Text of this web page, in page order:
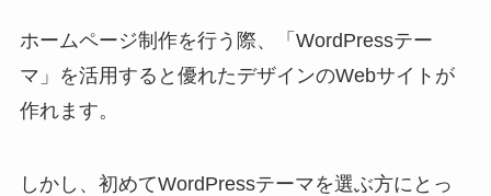
ホームページ制作を行う際、「WordPressテー
マ」を活用すると優れたデザインのWebサイトが
作れます。
しかし、初めてWordPressテーマを選ぶ方にとっ